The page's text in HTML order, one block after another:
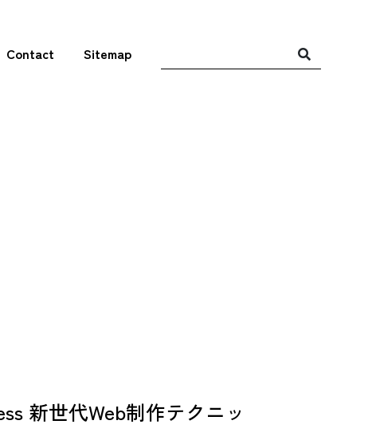
Contact Sitemap
新世代Web制作テクニッ